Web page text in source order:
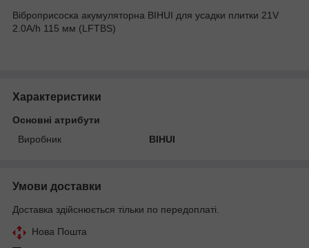
Віброприсоска акумуляторна BIHUI для усадки плитки 21V
2.0A/h 115 мм (LFTBS)
Характеристики
Основні атрибути
Виробник
BIHUI
Умови доставки
Доставка здійснюється тільки по передоплаті.
Нова Пошта